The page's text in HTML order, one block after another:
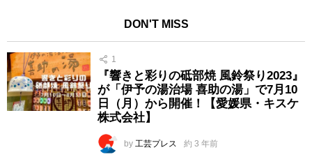
DON'T MISS
1
『響きと彩りの砥部焼 風鈴祭り2023』
が「伊予の湯治場 喜助の湯」で7月10
日（月）から開催！【愛媛県・キスケ
株式会社】
by 工芸プレス 約 3 年前